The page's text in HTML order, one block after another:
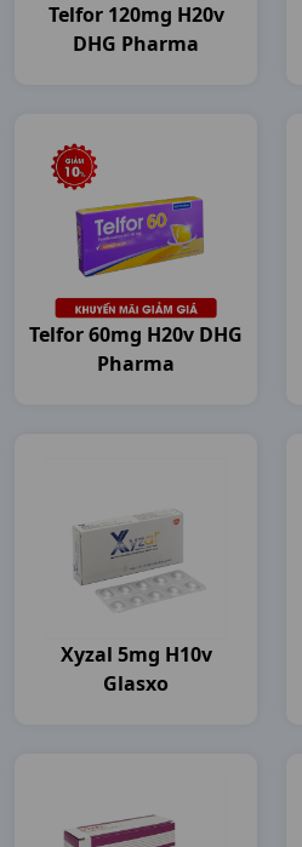
Telfor 120mg H20v
DHG Pharma
Telfor 60mg H20v DHG
Pharma
Xyzal 5mg H10v
Glasxo